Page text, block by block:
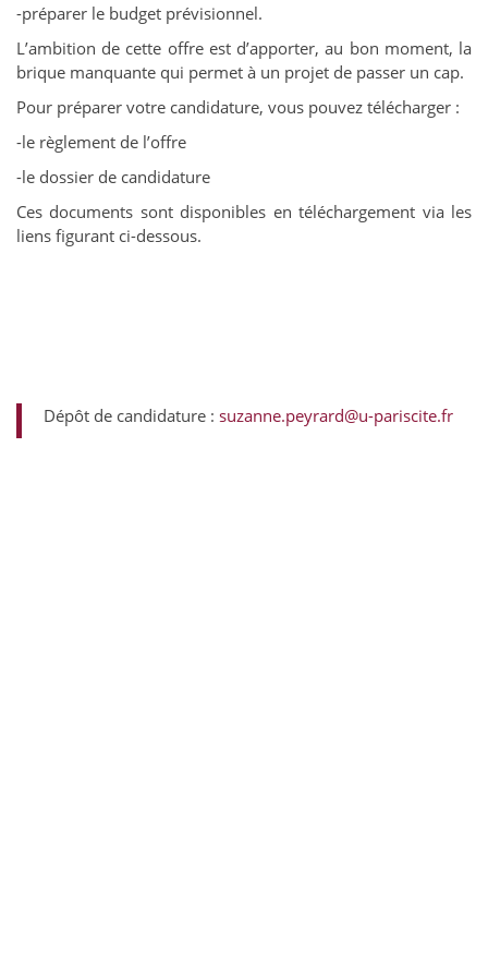
-préparer le budget prévisionnel.
L’ambition de cette offre est d’apporter, au bon moment, la
brique manquante qui permet à un projet de passer un cap.
Pour préparer votre candidature, vous pouvez télécharger :
-le règlement de l’offre
-le dossier de candidature
Ces documents sont disponibles en téléchargement via les
liens figurant ci-dessous.
Dépôt de candidature : suzanne.peyrard@u-pariscite.fr